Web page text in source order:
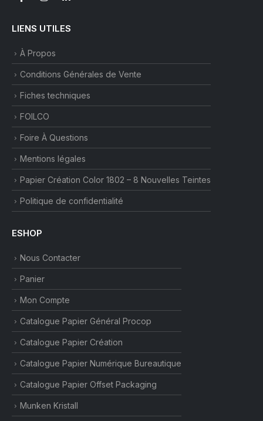
LIENS UTILES
À Propos
Conditions Générales de Vente
Fiches techniques
FOILCO
Foire À Questions
Mentions légales
Papier Création Color 1802 – 8 Nouvelles Teintes
Politique de confidentialité
ESHOP
Nous Contacter
Panier
Mon Compte
Catalogue Papier Général Procop
Catalogue Papier Création
Catalogue Papier Numérique Bureautique
Catalogue Papier Offset Packaging
Munken Kristall